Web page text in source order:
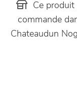
Ce
commande
Chateaudun